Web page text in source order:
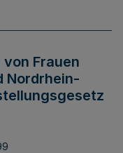
Frauen
Nordrhein-